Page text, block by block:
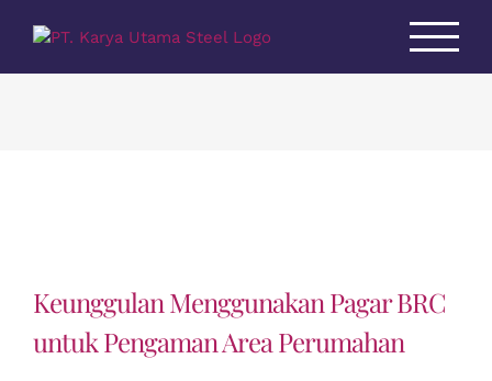
Keunggulan Menggunakan Pagar BRC
untuk Pengaman Area Perumahan